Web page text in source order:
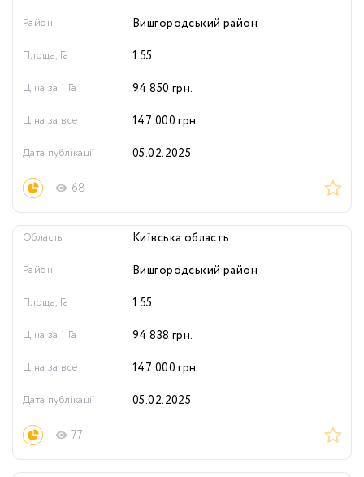
Район Вишгородський район
Площа, Га 1.55
Ціна за 1 Га 94 850 грн.
Ціна за все 147 000 грн.
68
Дата публікації 05.02.2025
Область Київська область
Район Вишгородський район
Площа, Га 1.55
Ціна за 1 Га 94 838 грн.
Ціна за все 147 000 грн.
77
Дата публікації 05.02.2025